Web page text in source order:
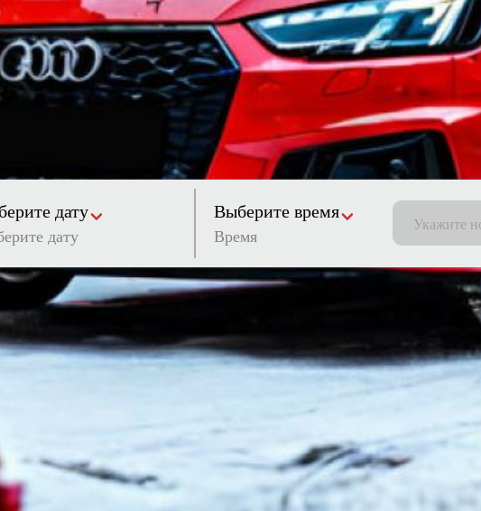
дату Выберите время
Время